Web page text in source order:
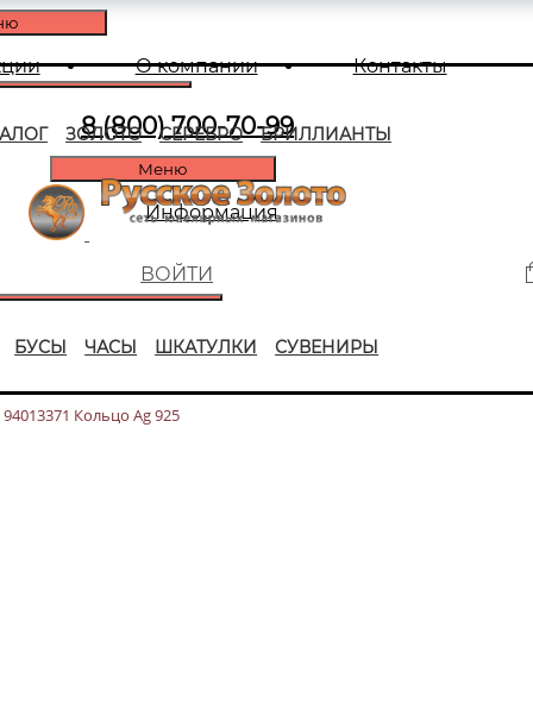
О компании Контакты
8 (800) 700-70-99
Меню
Информация
ВОЙТИ
ЗОЛОТО СЕРЕБРО БРИЛЛИАНТЫ
БУСЫ ЧАСЫ ШКАТУЛКИ СУВЕНИРЫ
94013371 Кольцо Ag 925